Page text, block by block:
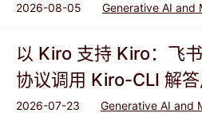
2026-08-05 Generative AI and
以 Kiro 支持 Kiro：飞
协议调用 Kiro-CLI 解
2026-07-23 Generative AI and